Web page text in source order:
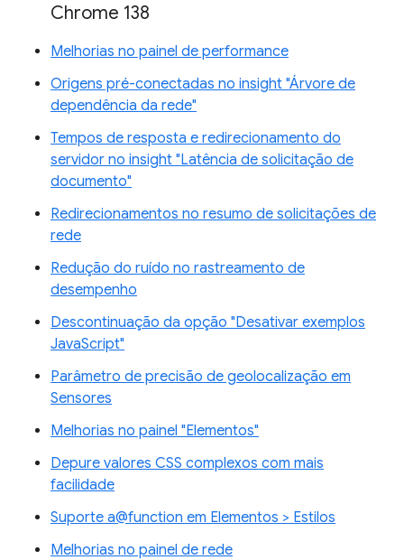
Chrome 138
Melhorias no painel de performance
Origens pré-conectadas no insight "Árvore de
dependência da rede"
Tempos de resposta e redirecionamento do
servidor no insight "Latência de solicitação de
documento"
Redirecionamentos no resumo de solicitações de
rede
Redução do ruído no rastreamento de
desempenho
Descontinuação da opção "Desativar exemplos
JavaScript"
Parâmetro de precisão de geolocalização em
Sensores
Melhorias no painel "Elementos"
Depure valores CSS complexos com mais
facilidade
Suporte a@function em Elementos > Estilos
Melhorias no painel de rede